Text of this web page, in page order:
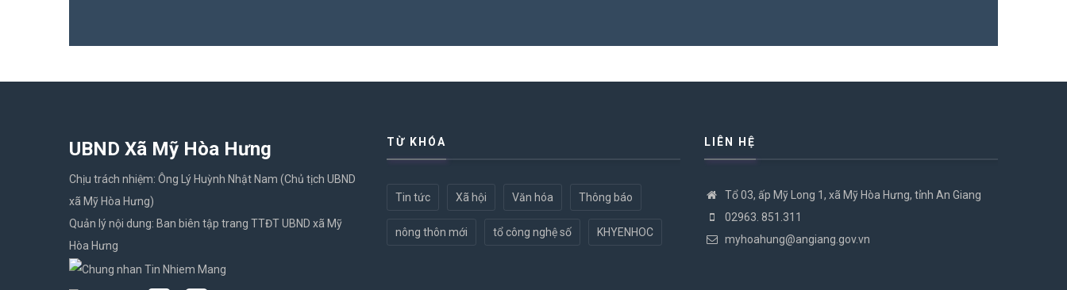
UBND Xã Mỹ Hòa Hưng
Chịu trách nhiệm: Ông Lý Huỳnh Nhật Nam (Chủ tịch UBND
xã Mỹ Hòa Hưng)
Quản lý nội dung: Ban biên tập trang TTĐT UBND xã Mỹ
Hòa Hưng
TỪ KHÓA
Tin tức Xã hội Văn hóa Thông báo
nông thôn mới tổ công nghệ số KHYENHOC
LIÊN HỆ
Tổ 03, ấp Mỹ Long 1, xã Mỹ Hòa Hưng, tỉnh An Giang
02963. 851.311
myhoahung@angiang.gov.vn